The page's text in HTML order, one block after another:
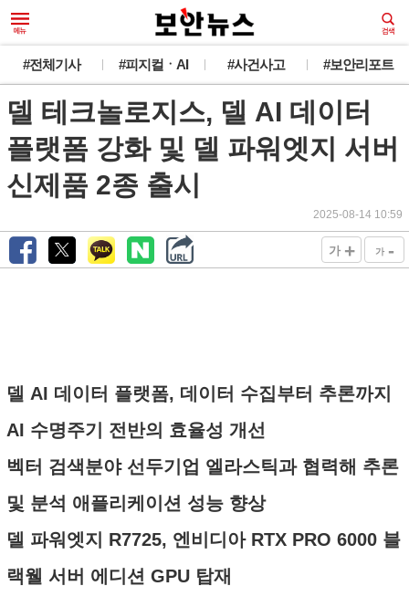
#전체기사 #피지컬ㆍAI #사건사고 #보안리포트
델 테크놀로지스, 델 AI 데이터
플랫폼 강화 및 델 파워엣지 서버
신제품 2종 출시
2025-08-14 10:59
가 + 가 -
델 AI 데이터 플랫폼, 데이터 수집부터 추론까지
AI 수명주기 전반의 효율성 개선
벡터 검색분야 선두기업 엘라스틱과 협력해 추론
및 분석 애플리케이션 성능 향상
델 파워엣지 R7725, 엔비디아 RTX PRO 6000 블
랙웰 서버 에디션 GPU 탑재